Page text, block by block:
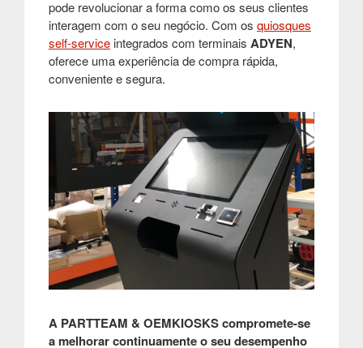
pode revolucionar a forma como os seus clientes
interagem com o seu negócio. Com os quiosques
self-service integrados com terminais ADYEN,
oferece uma experiência de compra rápida,
conveniente e segura.
A PARTTEAM & OEMKIOSKS compromete-se
a melhorar continuamente o seu desempenho